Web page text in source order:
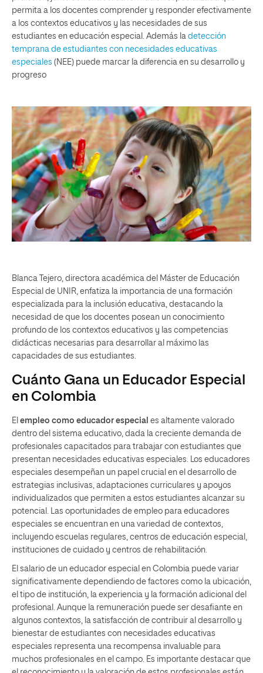
permita a los docentes comprender y responder efectivamente
a los contextos educativos y las necesidades de sus
estudiantes en educación especial. Además la detección
temprana de estudiantes con necesidades educativas
especiales (NEE) puede marcar la diferencia en su desarrollo y
progreso
Blanca Tejero, directora académica del Máster de Educación
Especial de UNIR, enfatiza la importancia de una formación
especializada para la inclusión educativa, destacando la
necesidad de que los docentes posean un conocimiento
profundo de los contextos educativos y las competencias
didácticas necesarias para desarrollar al máximo las
capacidades de sus estudiantes.
Cuánto Gana un Educador Especial
en Colombia
El empleo como educador especial es altamente valorado
dentro del sistema educativo, dada la creciente demanda de
profesionales capacitados para trabajar con estudiantes que
presentan necesidades educativas especiales. Los educadores
especiales desempeñan un papel crucial en el desarrollo de
estrategias inclusivas, adaptaciones curriculares y apoyos
individualizados que permiten a estos estudiantes alcanzar su
potencial. Las oportunidades de empleo para educadores
especiales se encuentran en una variedad de contextos,
incluyendo escuelas regulares, centros de educación especial,
instituciones de cuidado y centros de rehabilitación.
El salario de un educador especial en Colombia puede variar
significativamente dependiendo de factores como la ubicación,
el tipo de institución, la experiencia y la formación adicional del
profesional. Aunque la remuneración puede ser desafiante en
algunos contextos, la satisfacción de contribuir al desarrollo y
bienestar de estudiantes con necesidades educativas
especiales representa una recompensa invaluable para
muchos profesionales en el campo. Es importante destacar que